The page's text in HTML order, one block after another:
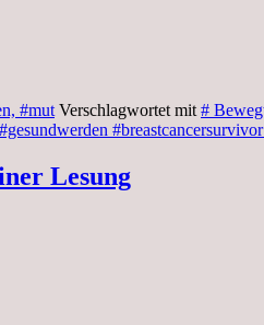
#mut Verschlagwortet mit #
Lesung